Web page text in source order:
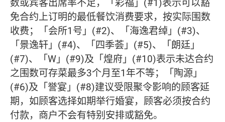
免合约上订明的最低餐饮消费要求，按实际围数
收费；「会所1号」(#2)、「海逸君绰」(#3)、
「景逸轩」(#4)、「四季荟」(#5)、「朗廷」
(#7)、「W」(#9)及「煌府」(#10)表示未达合约
之围数可存菜最多3个月至1年不等；「陶源」
(#6)及「誉宴」(#8)建议受限聚令影响的顾客延
期，如顾客选择如期举行婚宴，顾客必须按合约
付款，商户不会有特别安排或豁免。